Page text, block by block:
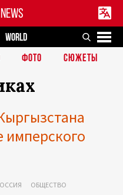
WORLD
ФОТО СЮЖЕТЫ
имперского
ОБЩЕСТВО